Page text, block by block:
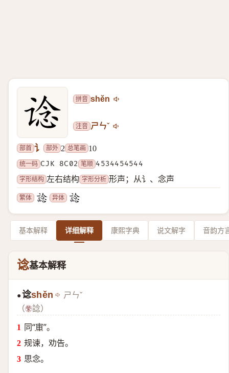
拼音 shěn
注音 ㄕㄣˇ
部首 讠 部外 2 总笔画 10
统一码 CJK 8C02 笔顺 4534454544
字形结构 左右结构 字形分析 形声；从讠、念声
繁体 异体
基本解释 详细解释 康熙字典 说文解字 音韵方
谂基本解释
●谂shěn ㄕㄣˇ
（
諗）
同“审”。
规谏，劝告。
思念。